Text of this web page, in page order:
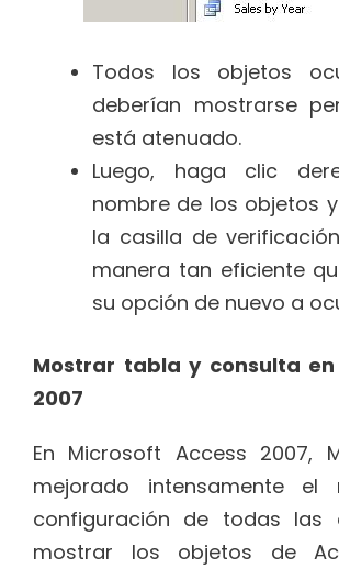
Todos los objetos
deberían mostrarse
está atenuado.
Luego, haga clic
nombre de los objetos
la casilla de
manera tan eficiente
su opción de nuevo a
Mostrar tabla y consulta en
2007
En Microsoft Access 2007,
mejorado intensamente el
configuración de todas las
mostrar los objetos de